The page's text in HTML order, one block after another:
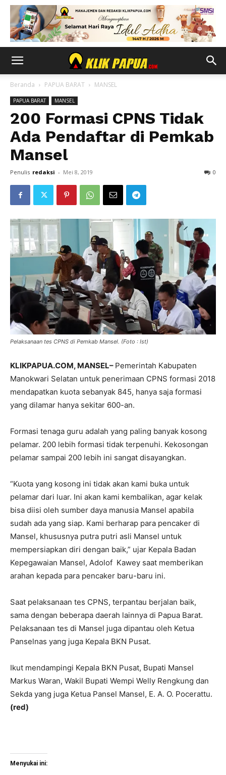
Beranda PAPUA BARAT MANSEL
PAPUA BARAT MANSEL
200 Formasi CPNS Tidak
Ada Pendaftar di Pemkab
Mansel
Penulis redaksi - Mei 8, 2019 0
Pelaksanaan tes CPNS di Pemkab Mansel. (Foto : Ist)
KLIKPAPUA.COM, MANSEL– Pemerintah Kabupaten
Manokwari Selatan untuk penerimaan CPNS formasi 2018
mendapatkan kuota sebanyak 845, hanya saja formasi
yang dilamar hanya sekitar 600-an.
Formasi tenaga guru adalah yang paling banyak kosong
pelamar. 200 lebih formasi tidak terpenuhi. Kekosongan
pelamar sampai 200 lebih ini sangat disayangkan.
“Kuota yang kosong ini tidak akan kami buka untuk
pelamar dari luar. Ini akan kami kembalikan, agar kelak
bisa diisi oleh sumber daya manusia Mansel apabila
sudah ada yang siap. Kami berharap para pencaker di
Mansel, khususnya putra putri asli Mansel untuk
mempersiapkan diri dengan baik,” ujar Kepala Badan
Kepegawaian Mansel, Adolof Kawey saat memberikan
arahan kepada para pencaker baru-baru ini.
Saat pelaksanaan tes CPNS, terpantau berjalan baik,
sama dengan beberapa daerah lainnya di Papua Barat.
Pelaksanaan tes di Mansel juga dipantau oleh Ketua
Panselnas yang juga Kepala BKN Pusat.
Ikut mendampingi Kepala BKN Pusat, Bupati Mansel
Markus Waran, Wakil Bupati Wempi Welly Rengkung dan
Sekda yang juga Ketua Pansel Mansel, E. A. O. Pocerattu.
(red)
Menyukai ini: